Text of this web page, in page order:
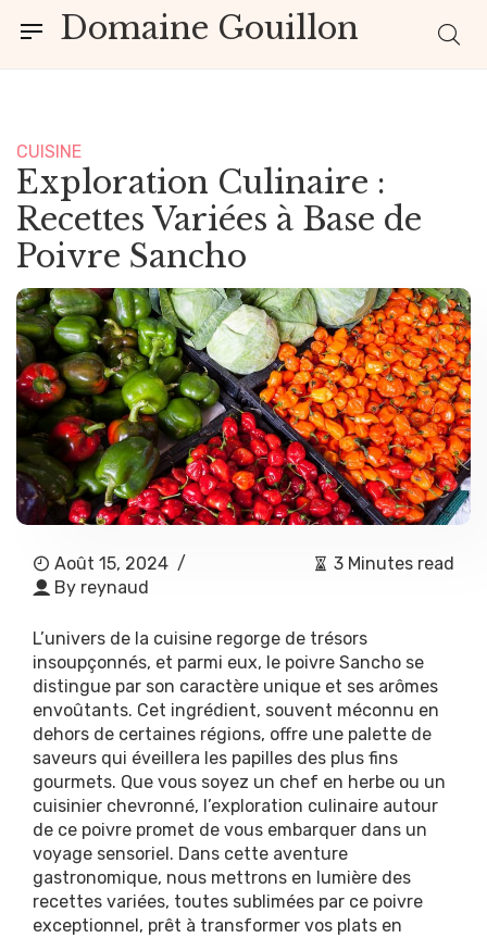
Domaine Gouillon
CUISINE
Exploration Culinaire :
Recettes Variées à Base de
Poivre Sancho
Août 15, 2024 /
By reynaud
3 Minutes read
L’univers de la cuisine regorge de trésors
insoupçonnés, et parmi eux, le poivre Sancho se
distingue par son caractère unique et ses arômes
envoûtants. Cet ingrédient, souvent méconnu en
dehors de certaines régions, offre une palette de
saveurs qui éveillera les papilles des plus fins
gourmets. Que vous soyez un chef en herbe ou un
cuisinier chevronné, l’exploration culinaire autour
de ce poivre promet de vous embarquer dans un
voyage sensoriel. Dans cette aventure
gastronomique, nous mettrons en lumière des
recettes variées, toutes sublimées par ce poivre
exceptionnel, prêt à transformer vos plats en